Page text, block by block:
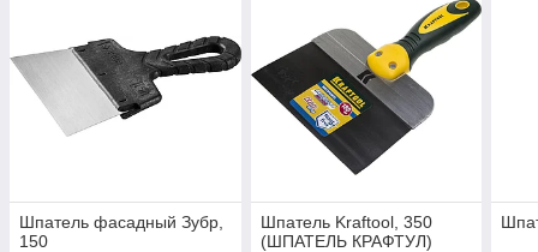
Шпатель фасадный Зубр,
150
Шпатель Kraftool, 350
(ШПАТЕЛЬ КРАФТУЛ)